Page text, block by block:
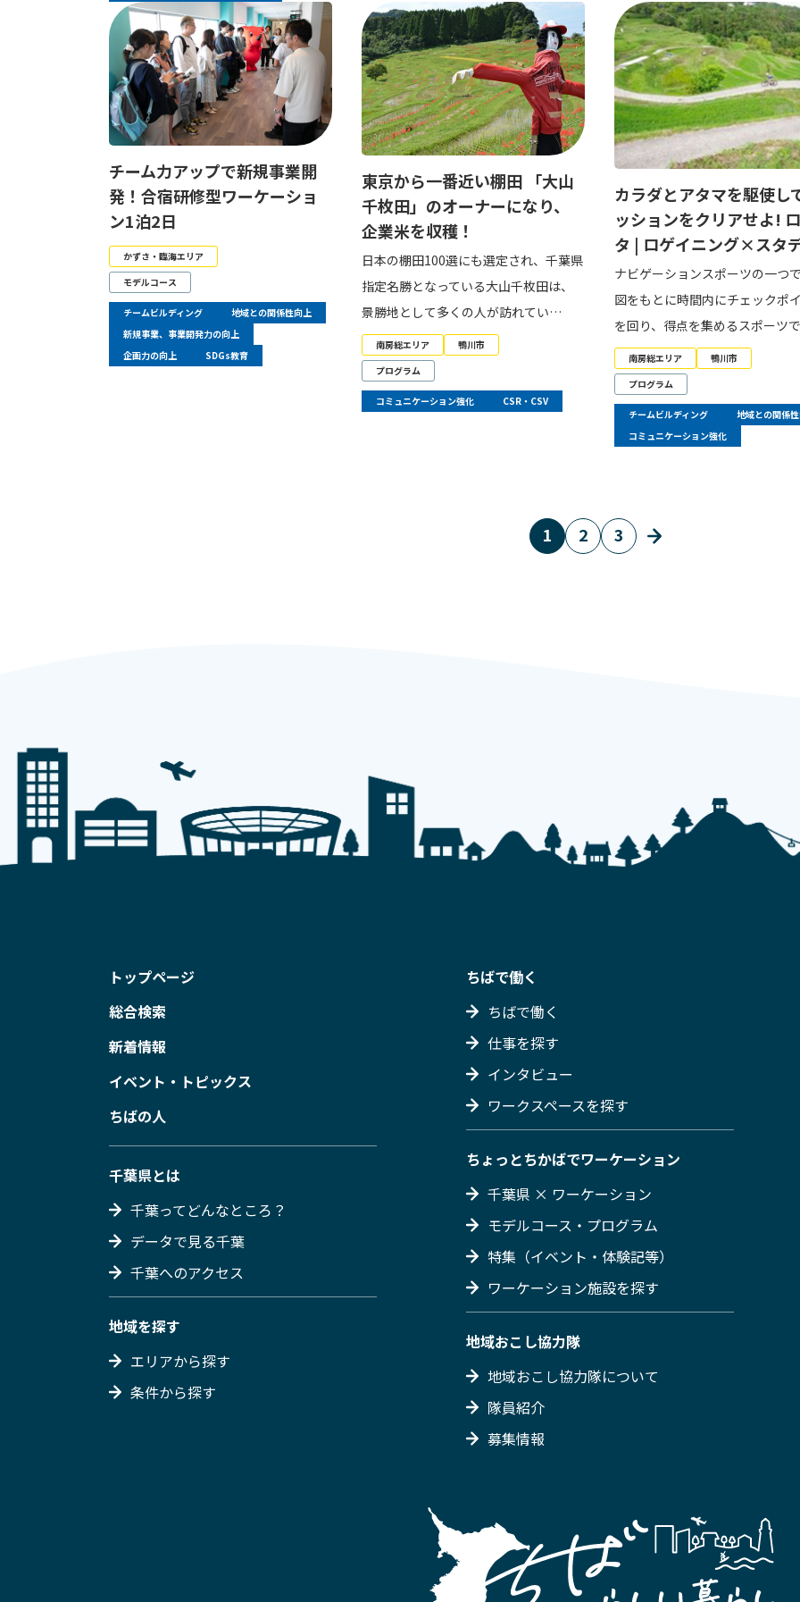
チーム力アップで新規事業開
発！合宿研修型ワーケーショ
ン1泊2日
かずさ・臨海エリア
モデルコース
チームビルディング
地域との関係性向上
新規事業、事業開発力の向上
企画力の向上
SDGs教育
東京から一番近い棚田 「大山
千枚田」のオーナーになり、
企業米を収穫！
日本の棚田100選にも選定され、千葉県
指定名勝となっている大山千枚田は、
景勝地として多くの人が訪れてい…
南房総エリア
鴨川市
プログラム
コミュニケーション強化 CSR・CSV
カラダとアタマを駆使し
ッションをクリアせよ!
タ | ロゲイニング×スタ
ナビゲーションスポーツの一つ
図をもとに時間内にチェックポ
を回り、得点を集めるスポーツ
南房総エリア
鴨川市
プログラム
チームビルディング
地域との関係
コミュニケーション強化
1 2 3
トップページ
総合検索
新着情報
イベント・トピックス
ちばの人
千葉県とは
千葉ってどんなところ？
データで見る千葉
千葉へのアクセス
地域を探す
エリアから探す
条件から探す
ちばで働く
ちばで働く
仕事を探す
インタビュー
ワークスペースを探す
ちょっとちかばでワーケーション
千葉県 × ワーケーション
モデルコース・プログラム
特集（イベント・体験記等）
ワーケーション施設を探す
地域おこし協力隊
地域おこし協力隊について
隊員紹介
募集情報